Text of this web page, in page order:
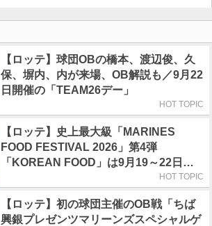
【ロッテ】球団OBの橋本、渡辺俊、久
保、塀内、内が来場、OB解説も／9月22
日開催の「TEAM26デー」
HOT TOPIC
【ロッテ】史上最大級「MARINES
FOOD FESTIVAL 2026」第4弾
「KOREAN FOOD」は9月19～22日／
HOT TOPIC
【ロッテ】初の球団主催のOB戦「ちば
興銀プレゼンツマリーンズスペシャルゲ